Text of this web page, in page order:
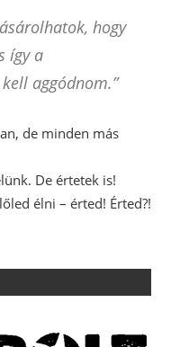
hogy
így a
aggódnom.”
de minden más
De értetek is!
élni – érted! Érted?!